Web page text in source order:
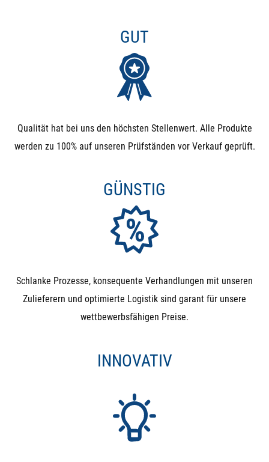
GUT
Qualität hat bei uns den höchsten Stellenwert. Alle Produkte
werden zu 100% auf unseren Prüfständen vor Verkauf geprüft.
GÜNSTIG
Schlanke Prozesse, konsequente Verhandlungen mit unseren
Zulieferern und optimierte Logistik sind garant für unsere
wettbewerbsfähigen Preise.
INNOVATIV